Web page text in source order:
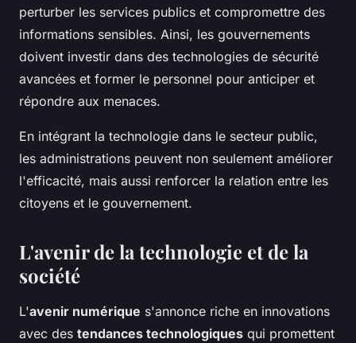
perturber les services publics et compromettre des
informations sensibles. Ainsi, les gouvernements
doivent investir dans des technologies de sécurité
avancées et former le personnel pour anticiper et
répondre aux menaces.
En intégrant la technologie dans le secteur public,
les administrations peuvent non seulement améliorer
l'efficacité, mais aussi renforcer la relation entre les
citoyens et le gouvernement.
L'avenir de la technologie et de la
société
L'avenir numérique s'annonce riche en innovations
avec des tendances technologiques qui promettent